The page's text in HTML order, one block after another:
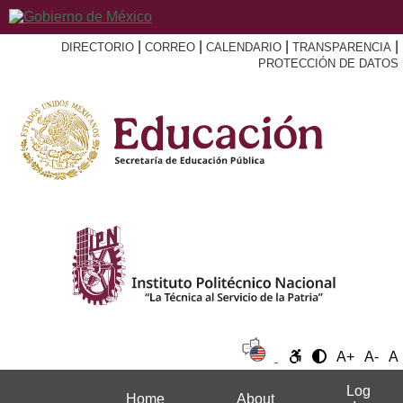
DIRECTORIO CORREO CALENDARIO TRANSPARENCIA
PROTECCIÓN DE DATOS
A+ A- A
Home About
Log